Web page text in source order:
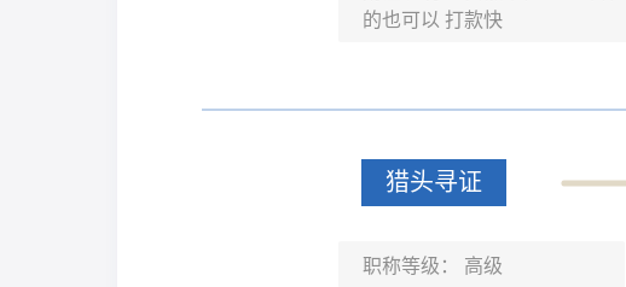
的也可以 打款快
猎头寻证
职称等级： 高级